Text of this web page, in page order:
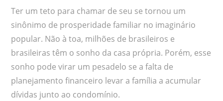
Ter um teto para chamar de seu se tornou um
sinônimo de prosperidade familiar no imaginário
popular. Não à toa, milhões de brasileiros e
brasileiras têm o sonho da casa própria. Porém, esse
sonho pode virar um pesadelo se a falta de
planejamento financeiro levar a família a acumular
dívidas junto ao condomínio.